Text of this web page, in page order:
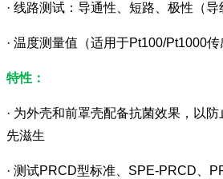
· 线路测试：导通性、短路、极性（导
· 温度测量值（适用于Pt100/Pt1000传
特性：
· 为外壳和前罩壳配备抗菌效果，以
先滋生
· 测试PRCD型标准、SPE-PRCD、